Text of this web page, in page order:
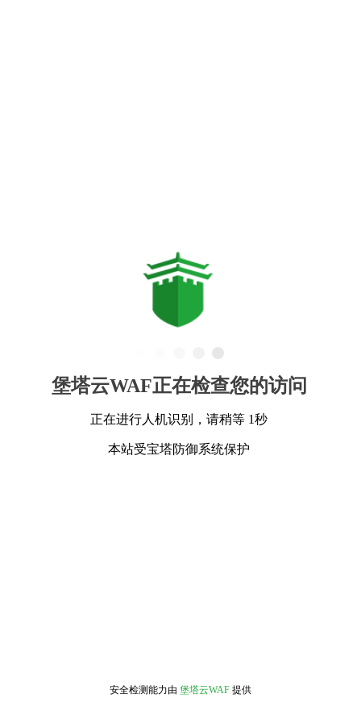
堡塔云WAF正在检查您的访问
正在进行人机识别，请稍等 1秒
本站受宝塔防御系统保护
安全检测能力由 堡塔云WAF 提供